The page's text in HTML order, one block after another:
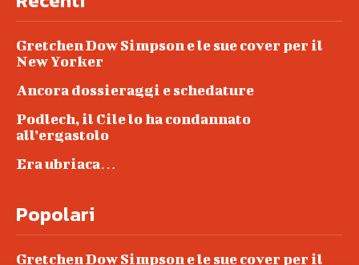
Gretchen Dow Simpson e le sue cover per il
New Yorker
Ancora dossieraggi e schedature
Podlech, il Cile lo ha condannato
all’ergastolo
Era ubriaca…
Popolari
Gretchen Dow Simpson e le sue cover per il